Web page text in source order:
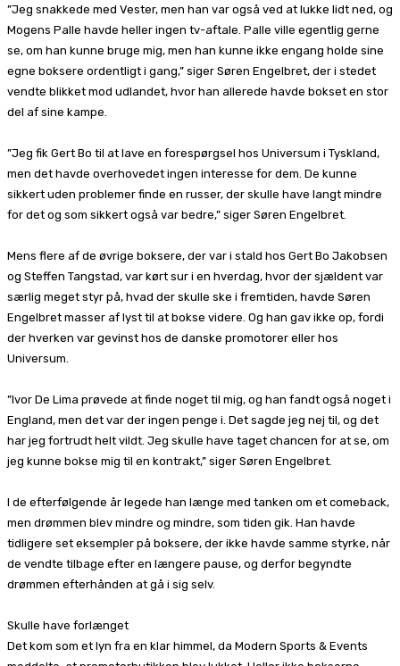
”Jeg snakkede med Vester, men han var også ved at lukke lidt ned, og
Mogens Palle havde heller ingen tv-aftale. Palle ville egentlig gerne
se, om han kunne bruge mig, men han kunne ikke engang holde sine
egne boksere ordentligt i gang,” siger Søren Engelbret, der i stedet
vendte blikket mod udlandet, hvor han allerede havde bokset en stor
del af sine kampe.
”Jeg fik Gert Bo til at lave en forespørgsel hos Universum i Tyskland,
men det havde overhovedet ingen interesse for dem. De kunne
sikkert uden problemer finde en russer, der skulle have langt mindre
for det og som sikkert også var bedre,” siger Søren Engelbret.
Mens flere af de øvrige boksere, der var i stald hos Gert Bo Jakobsen
og Steffen Tangstad, var kørt sur i en hverdag, hvor der sjældent var
særlig meget styr på, hvad der skulle ske i fremtiden, havde Søren
Engelbret masser af lyst til at bokse videre. Og han gav ikke op, fordi
der hverken var gevinst hos de danske promotorer eller hos
Universum.
”Ivor De Lima prøvede at finde noget til mig, og han fandt også noget i
England, men det var der ingen penge i. Det sagde jeg nej til, og det
har jeg fortrudt helt vildt. Jeg skulle have taget chancen for at se, om
jeg kunne bokse mig til en kontrakt,” siger Søren Engelbret.
I de efterfølgende år legede han længe med tanken om et comeback,
men drømmen blev mindre og mindre, som tiden gik. Han havde
tidligere set eksempler på boksere, der ikke havde samme styrke, når
de vendte tilbage efter en længere pause, og derfor begyndte
drømmen efterhånden at gå i sig selv.
Skulle have forlænget
Det kom som et lyn fra en klar himmel, da Modern Sports & Events